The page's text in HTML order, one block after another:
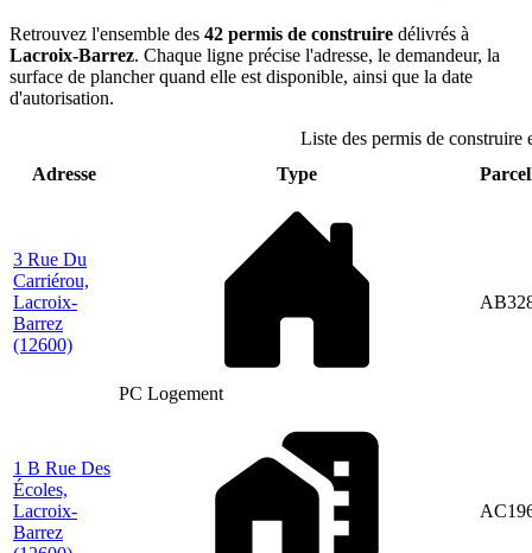
Retrouvez l'ensemble des 42 permis de construire délivrés à
Lacroix-Barrez. Chaque ligne précise l'adresse, le demandeur, la
surface de plancher quand elle est disponible, ainsi que la date
d'autorisation.
Liste des permis de construire
Adresse
Type
3 Rue Du
Carriérou,
Lacroix-
Barrez
(12600)
PC Logement
1 B Rue Des
Écoles,
Lacroix-
Barrez